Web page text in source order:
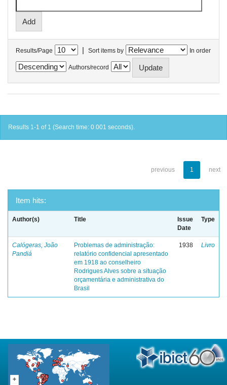
Results/Page | Sort items by In order
Authors/record
Results 1-1 of 1 (Search time: 0.001 seconds).
previous 1 next
Item hits:
Author(s) Title
Issue
Date
Type
Calógeras, João
Pandiá
Problemas de administração:
relatório confidencial apresentado
em 1918 ao conselheiro
Rodrigues Alves sobre a situação
orçamentária e administrativa do
Brasil
1938 Livro